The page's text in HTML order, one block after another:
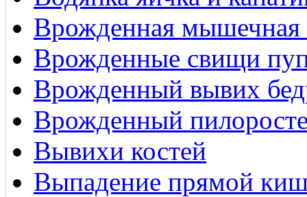
Врожденная мышечная
Врожденные свищи
Врожденный вывих
Врожденный
Вывихи костей
Выпадение прямой